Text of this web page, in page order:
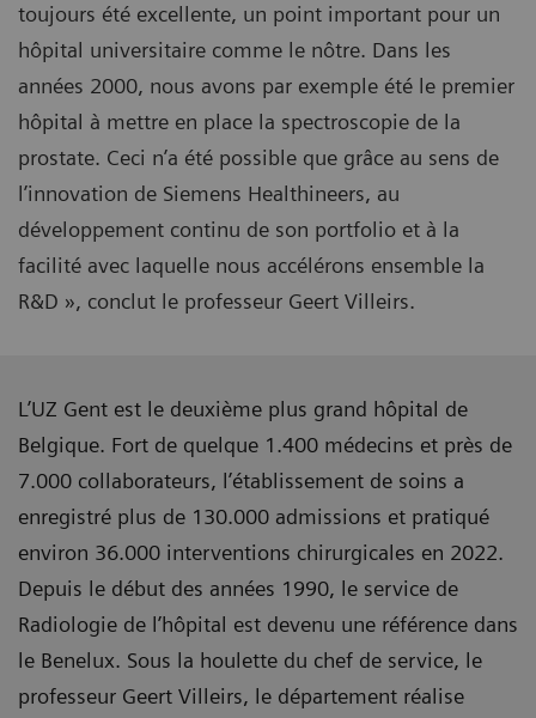
toujours été excellente, un point important pour un
hôpital universitaire comme le nôtre. Dans les
années 2000, nous avons par exemple été le premier
hôpital à mettre en place la spectroscopie de la
prostate. Ceci n’a été possible que grâce au sens de
l’innovation de Siemens Healthineers, au
développement continu de son portfolio et à la
facilité avec laquelle nous accélérons ensemble la
R&D », conclut le professeur Geert Villeirs.
L’UZ Gent est le deuxième plus grand hôpital de
Belgique. Fort de quelque 1.400 médecins et près de
7.000 collaborateurs, l’établissement de soins a
enregistré plus de 130.000 admissions et pratiqué
environ 36.000 interventions chirurgicales en 2022.
Depuis le début des années 1990, le service de
Radiologie de l’hôpital est devenu une référence dans
le Benelux. Sous la houlette du chef de service, le
professeur Geert Villeirs, le département réalise